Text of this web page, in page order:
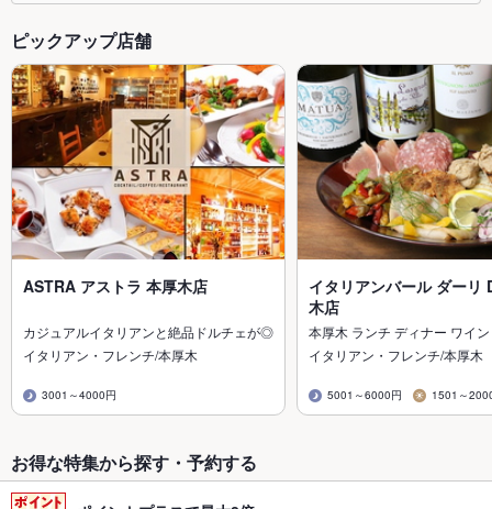
ピックアップ店舗
ASTRA アストラ 本厚木店
カジュアルイタリアンと絶品ドルチェが◎
イタリアン・フレンチ/本厚木
3001～4000円
イタリアンバール ダーリ
木店
本厚木 ランチ ディナー ワ
イタリアン・フレンチ/本厚木
5001～6000円 1501～
お得な特集から探す・予約する